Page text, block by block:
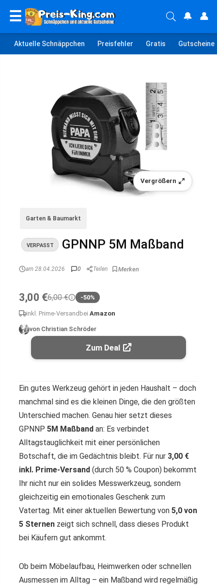
☰ 🔔 👤
Aktuelle Schnäppchen Preisfehler Gratis Gutscheine
Vergrößern
Garten & Baumarkt
VERPASST GPNNP 5M Maßband
am 28.04.2026 0 Teilen
3,00 €6,00 € -50%
inkl. Prime-Versand bei Amazon
von Christian Schröder
Zum Deal
Ein gutes Werkzeug gehört in jeden Haushalt – doch
manchmal sind es die kleinen Dinge, die den größten
Unterschied machen. Genau hier setzt dieses
GPNNP 5M Maßband an: Es verbindet
Alltagstauglichkeit mit einer persönlichen
Botschaft, die im Gedächtnis bleibt. Für nur 3,00 €
inkl. Prime-Versand (durch 50 % Coupon) bekommt
Ihr nicht nur ein solides Messwerkzeug, sondern
gleichzeitig ein emotionales Geschenk zum
Vatertag. Mit einer aktuellen Bewertung von 5,0 von
5 Sternen zeigt sich schnell, dass dieses Produkt
bei Käufern gut ankommt.
Ob beim Möbelaufbau, Heimwerken oder schnellen
Ausmessen im Alltag – ein Maßband wird regelmäßig